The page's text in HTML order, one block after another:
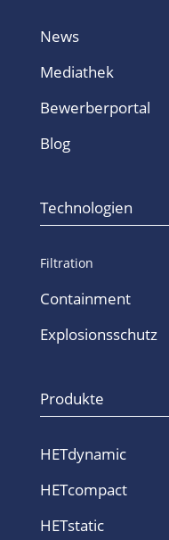
News
Mediathek
Bewerberportal
Blog
Technologien
Filtration
Containment
Explosionsschutz
Produkte
HETdynamic
HETcompact
HETstatic